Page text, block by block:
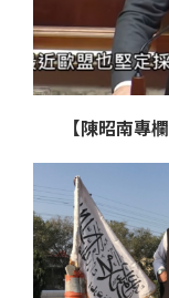
【陳昭南專